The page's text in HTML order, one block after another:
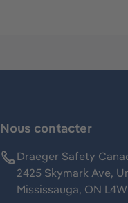
Nous contacter
Draeger Safety
2425 Skymark Ave,
Mississauga, ON